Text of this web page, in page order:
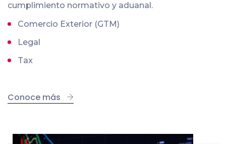
cumplimiento normativo y aduanal.
Comercio Exterior (GTM)
Legal
Tax
Conoce más